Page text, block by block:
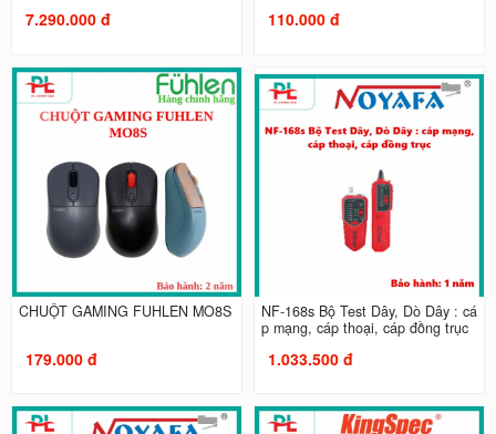
7.290.000 đ 110.000 đ
CHUỘT GAMING FUHLEN MO8S
179.000 đ
NF-168s Bộ Test Dây, Dò Dây : cá
p mạng, cáp thoại, cáp đồng trục
1.033.500 đ